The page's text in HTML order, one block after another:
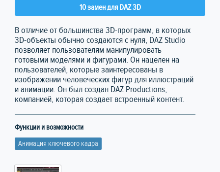
10 замен для DAZ 3D
В отличие от большинства 3D-программ, в которых
3D-объекты обычно создаются с нуля, DAZ Studio
позволяет пользователям манипулировать
готовыми моделями и фигурами. Он нацелен на
пользователей, которые заинтересованы в
изображении человеческих фигур для иллюстраций
и анимации. Он был создан DAZ Productions,
компанией, которая создает встроенный контент.
Функции и возможности
Анимация ключевого кадра